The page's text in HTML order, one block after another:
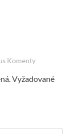
Komenty
Vyžadované